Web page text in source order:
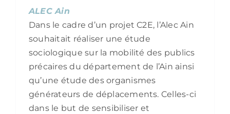
ALEC Ain
Dans le cadre d’un projet C2E, l’Alec Ain
souhaitait réaliser une étude
sociologique sur la mobilité des publics
précaires du département de l’Ain ainsi
qu’une étude des organismes
générateurs de déplacements. Celles-ci
dans le but de sensibiliser et